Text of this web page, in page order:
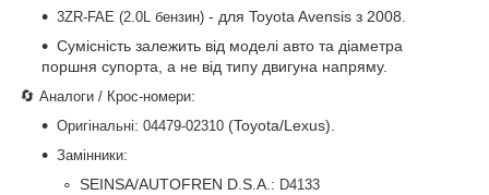
3ZR-FAE (2.0L бензин) - для Toyota Avensis з 2008.
Сумісність залежить від моделі авто та діаметра
поршня супорта, а не від типу двигуна напряму.
🔄 Аналоги / Крос-номери:
Оригінальні: 04479-02310 (Toyota/Lexus).
Замінники:
SEINSA/AUTOFREN D.S.A.: D4133